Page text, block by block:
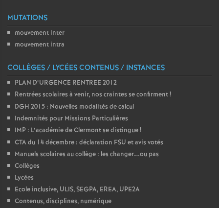
T
o
u
s
MUTATIONS
mouvement inter
mouvement intra
COLLÈGES / LYCÉES CONTENUS / INSTANCES
PLAN D’URGENCE RENTREE 2012
Rentrées scolaires à venir, nos craintes se confirment!
DGH 2015 : Nouvelles modalités de calcul
Indemnités pour Missions Particulières
IMP : L’académie de Clermont se distingue!
CTA du 14 décembre : déclaration FSU et avis votés
Manuels scolaires au collège : les changer….ou pas
Collèges
Lycées
Ecole inclusive, ULIS, SEGPA, EREA, UPE2A
Contenus, disciplines, numérique